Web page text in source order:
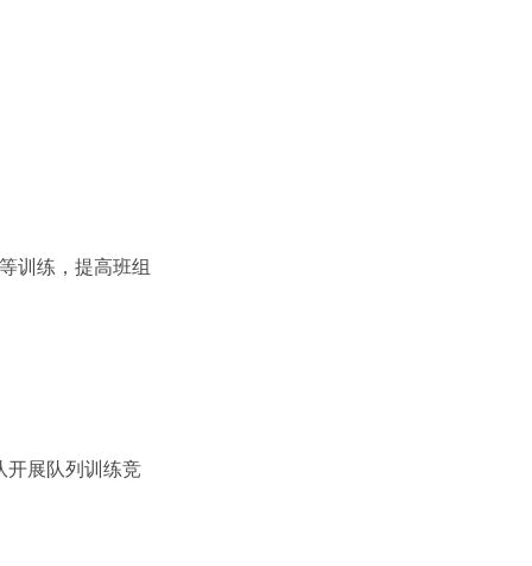
训练，提高班组
开展队列训练竞